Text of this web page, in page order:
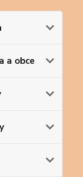
a obce